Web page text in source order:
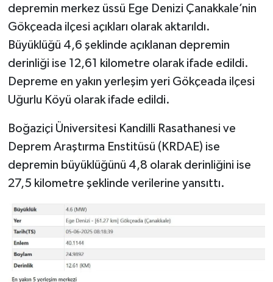
depremin merkez üssü Ege Denizi Çanakkale’nin
Gökçeada ilçesi açıkları olarak aktarıldı.
Büyüklüğü 4,6 şeklinde açıklanan depremin
derinliği ise 12,61 kilometre olarak ifade edildi.
Depreme en yakın yerleşim yeri Gökçeada ilçesi
Uğurlu Köyü olarak ifade edildi.
Boğaziçi Üniversitesi Kandilli Rasathanesi ve
Deprem Araştırma Enstitüsü (KRDAE) ise
depremin büyüklüğünü 4,8 olarak derinliğini ise
27,5 kilometre şeklinde verilerine yansıttı.